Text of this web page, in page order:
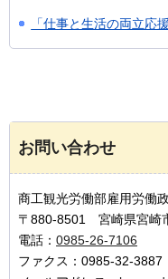
「仕事と生活の両立応
お問い合わせ
商工観光労働部雇用労働
〒880-8501 宮崎県宮崎
電話： 0985-26-7106
ファクス：0985-32-3887